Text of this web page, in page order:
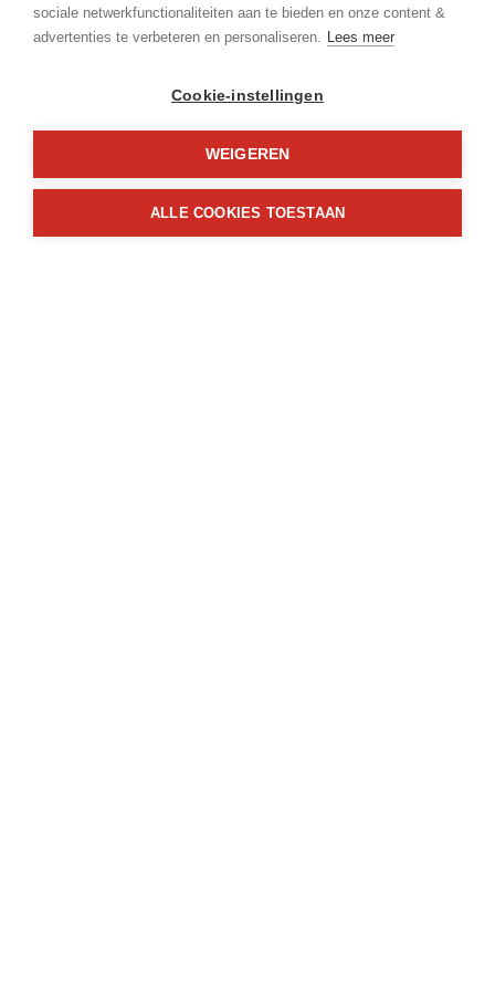
Onmiddellijk
Traditioneel
Op verdieping:
sociale netwerkfunctionaliteiten aan te bieden en onze content &
advertenties te verbeteren en personaliseren. Lees meer
Cookie-instellingen
WEIGEREN
ALLE COOKIES TOESTAAN